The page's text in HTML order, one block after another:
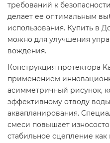
требований к
делает ее оптимальным
использования. Купить в
можно для улучшения
вождения.
Конструкция протектора
применением
асимметричный рисунок,
эффективному отводу
аквапланирования.
смеси повышает
стабильное сцепление как